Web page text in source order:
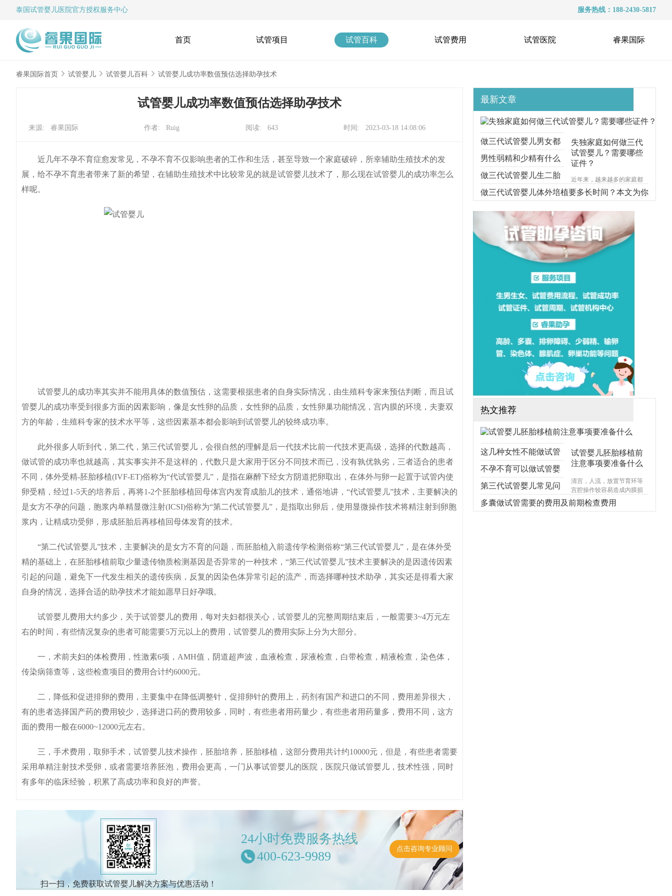
泰国试管婴儿 医院官方授权服务中心 服务热线：188-2430-5817
首页 试管项目 试管百科 试管费用 试管医院 睿果国际
睿果国际首页 试管婴儿 试管婴儿百科 试管婴儿成功率数值预估选择助孕技术
试管婴儿成功率数值预估选择助孕技术
来源: 睿果国际 作者: Ruig 阅读: 643 时间: 2023-03-18 14:08:06
近几年不孕不育症愈发常见，不孕不育不仅影响患者的工作和生活，甚至导致一个家庭破碎，所幸辅助生殖技术的发
展，给不孕不育患者带来了新的希望，在辅助生殖技术中比较常见的就是试管婴儿技术了，那么现在试管婴儿的成功率怎么
样呢。
试管婴儿的成功率其实并不能用具体的数值预估，这需要根据患者的自身实际情况，由生殖科专家来预估判断，而且试
管婴儿的成功率受到很多方面的因素影响，像是女性卵的品质，女性卵的品质，女性卵巢功能情况，宫内膜的环境，夫妻双
方的年龄，生殖科专家的技术水平等，这些因素基本都会影响到试管婴儿的较终成功率。
此外很多人听到代，第二代，第三代试管婴儿，会很自然的理解是后一代技术比前一代技术更高级，选择的代数越高，
做试管的成功率也就越高，其实事实并不是这样的，代数只是大家用于区分不同技术而已，没有孰优孰劣，三者适合的患者
不同，体外受精-胚胎移植(IVF-ET)俗称为“代试管婴儿”，是指在麻醉下经女方阴道把卵取出，在体外与卵一起置于试管内使
卵受精，经过1-5天的培养后，再将1-2个胚胎移植回母体宫内发育成胎儿的技术，通俗地讲，“代试管婴儿”技术，主要解决的
是女方不孕的问题，胞浆内单精显微注射(ICSI)俗称为“第二代试管婴儿”，是指取出卵后，使用显微操作技术将精注射到卵胞
浆内，让精成功受卵，形成胚胎后再移植回母体发育的技术。
“第二代试管婴儿”技术，主要解决的是女方不育的问题，而胚胎植入前遗传学检测俗称“第三代试管婴儿”，是在体外受
精的基础上，在胚胎移植前取少量遗传物质检测基因是否异常的一种技术，“第三代试管婴儿”技术主要解决的是因遗传因素
引起的问题，避免下一代发生相关的遗传疾病，反复的因染色体异常引起的流产，而选择哪种技术助孕，其实还是得看大家
自身的情况，选择合适的助孕技术才能如愿早日好孕哦。
试管婴儿费用大约多少，关于试管婴儿的费用，每对夫妇都很关心，试管婴儿的完整周期结束后，一般需要3~4万元左
右的时间，有些情况复杂的患者可能需要5万元以上的费用，试管婴儿的费用实际上分为大部分。
一，术前夫妇的体检费用，性激素6项，AMH值，阴道超声波，血液检查，尿液检查，白带检查，精液检查，染色体，
传染病筛查等，这些检查项目的费用合计约6000元。
二，降低和促进排卵的费用，主要集中在降低调整针，促排卵针的费用上，药剂有国产和进口的不同，费用差异很大，
有的患者选择国产药的费用较少，选择进口药的费用较多，同时，有些患者用药量少，有些患者用药量多，费用不同，这方
面的费用一般在6000~12000元左右。
三，手术费用，取卵手术，试管婴儿技术操作，胚胎培养，胚胎移植，这部分费用共计约10000元，但是，有些患者需要
采用单精注射技术受卵，或者需要培养胚泡，费用会更高，一门从事试管婴儿的医院，医院只做试管婴儿，技术性强，同时
有多年的临床经验，积累了高成功率和良好的声誉。
扫一扫，免费获取试管婴儿解决方案与优惠活动！
24小时免费服务热线
400-623-9989
点击咨询专业顾问
最新文章
失独家庭如何做三代
试管婴儿？需要哪些
证件？
近年来，越来越多的家庭都
遭受着失去孩子的痛苦，对
于失独家庭的来说，再生育
安慰方式。那么，失独家庭
想做三代试管可行吗？需要
哪些手续？（如果还想了解
更多的试管婴儿流程、费
用、成功率，可点击在线咨
询，询问专业顾问，解决相
做三代试管婴儿男女都
要准备什么？本文跟你
说明一切
男性弱精和少精有什么
区别？能不能做三代试
管？
做三代试管婴儿生二胎
要考虑什么问题？本文
给你解释清楚
做三代试管婴儿体外培植要多长时间？本文为你
步步分解
热文推荐
试管婴儿胚胎移植前
注意事项要准备什么
清宫，人流，放置节育环等
宫腔操作较容易造成内膜损
伤，使基底层受损，造成宫
腔内形成粘连，宫腔形态异
这几种女性不能做试管
婴儿，不能！不能！不
能！
不孕不育可以做试管婴
儿吗？
第三代试管婴儿常见问
题，你想知道的都在
多囊做试管需要的费用及前期检查费用